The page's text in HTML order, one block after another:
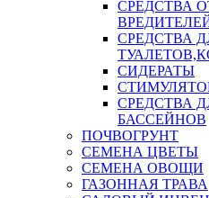
СРЕДСТВА
СРЕДСТВА
СИДЕРАТЫ
СРЕДСТВА
БАССЕЙНОВ
ПОЧВОГРУНТ
СЕМЕНА ЦВЕТЫ
СЕМЕНА ОВОЩИ
ГАЗОННАЯ ТРАВА